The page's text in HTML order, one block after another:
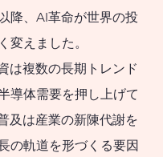
会の登録講
学生支援機
カラシッ
バイザー、
定アドバイ
師として10
降、AI革命が世界の投
変えました。
は複数の長期トレンド
導体需要を押し上げて
及は産業の新陳代謝を
の軌道を形づくる要因